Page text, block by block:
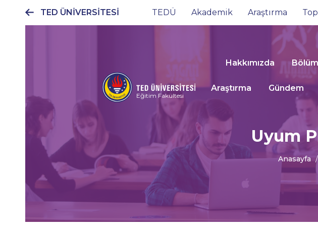
TED ÜNİVERSİTESİ
Ana
menüsü
TEDÜ Akademik Araştırma
Eğitim Fakültesi
Hakkımızda
Araştırma Gündem
Uyum
Anasayfa